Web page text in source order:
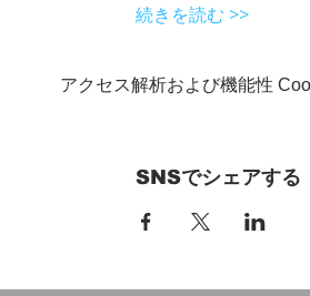
続きを読む >>
アクセス解析および機能性
SNSでシェアする